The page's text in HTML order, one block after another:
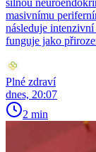
masivnímu
následuje
funguje jako
Plné zdraví
dnes, 20:07
2 min